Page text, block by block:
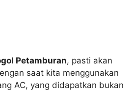
Petamburan, pasti akan
saat kita menggunakan
AC, yang didapatkan bukan